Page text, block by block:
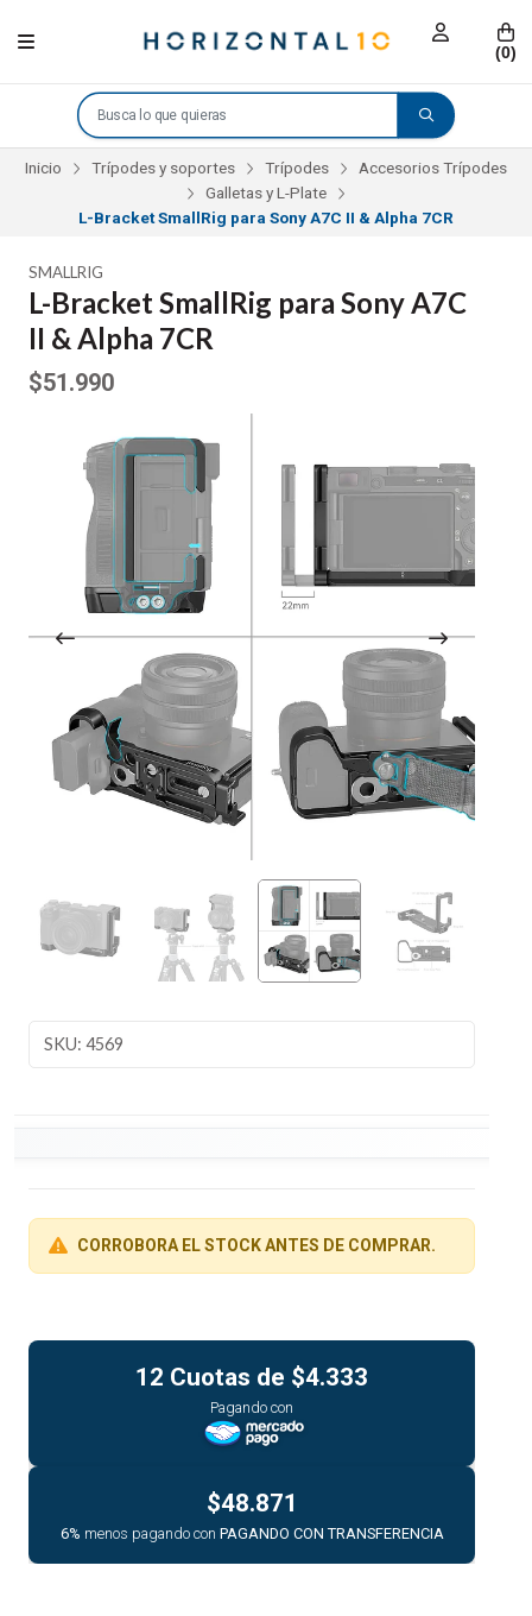
(0)
Inicio Trípodes y soportes Trípodes
Accesorios Trípodes
Galletas y L-Plate
L-Bracket SmallRig para Sony A7C II & Alpha 7CR
SMALLRIG
L-Bracket SmallRig para Sony A7C
II & Alpha 7CR
$51.990
SKU: 4569
CORROBORA EL STOCK ANTES DE COMPRAR.
12 Cuotas de $4.333
Pagando con
$48.871
6% menos pagando con PAGANDO CON TRANSFERENCIA